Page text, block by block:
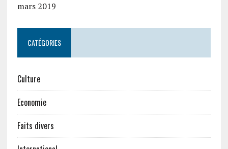
mars 2019
CATÉGORIES
Culture
Economie
Faits divers